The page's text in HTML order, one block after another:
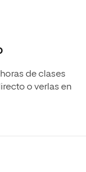
de clases
o verlas en